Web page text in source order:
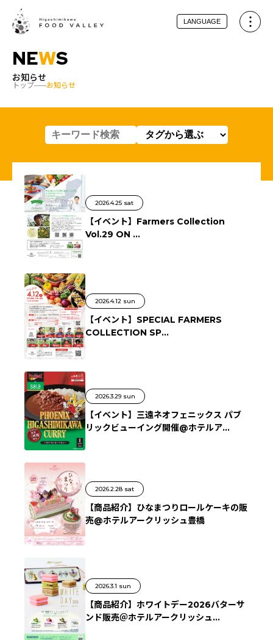
LANGUAGE
NEWS
お知らせ
トップ お知らせ
2026.4.25 sat
【イベント】Farmers Collection
Vol.29 ON ...
2026.4.12 sun
【イベント】SPECIAL FARMERS
COLLECTION SP...
2026.3.29 sun
【イベント】三遠ネオフェニックス パブ
リックビューイング開催@ホテルア...
2026.2.28 sat
【商品紹介】ひなまつりロールケーキの販
売@ホテルアークリッシュ豊橋
2026.3.1 sun
【商品紹介】ホワイトデー2026バターサ
ンド販売＠ホテルアークリッシュ...